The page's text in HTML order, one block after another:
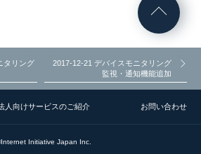
タリング
2017-12-21 デバイスモニタリング
監視・通知機能追加
人向けサービスのご紹介 お問い合わせ
Initiative Japan Inc.